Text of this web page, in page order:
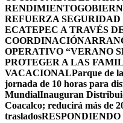
RENDIMIENTO
REFUERZA
ECATEPEC A TRAVÉS
COORDINACIÓN
OPERATIVO “VERANO
PROTEGER A LAS
VACACIONALParque de
jornada de 10 horas para
MundialInauguran
Coacalco; reducirá más de
traslados